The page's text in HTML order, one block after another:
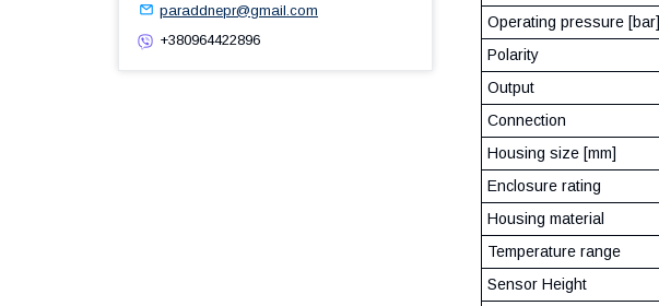
Operating pressure [bar]
Polarity
Output
Connection
Housing size [mm]
Enclosure rating
Housing material
Temperature range
Sensor Height
paraddnepr@gmail.com
+380964422896